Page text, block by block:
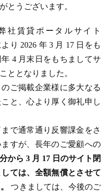
とうございます。
社賃貸ポータルサイト
り 2026 年 3 月 17 日をも
4 月末日をもちましてサ
ととなりました。
ご掲載企業様に多大なる
と、心より厚く御礼申し
で通常通り反響課金をさ
すが、長年のご愛顧への
から 3 月 17 日のサイト閉
ては、全額無償とさせて
。つきましては、今後のご